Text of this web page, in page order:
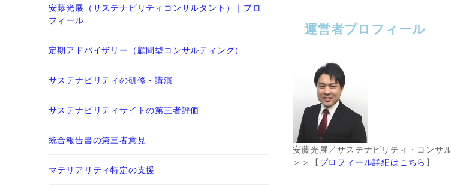
安藤光展（サステナビリティコンサルタント）｜プロ
フィール
定期アドバイザリー（顧問型コンサルティング）
サステナビリティの研修・講演
サステナビリティサイトの第三者評価
統合報告書の第三者意見
マテリアリティ特定の支援
運営者プロフィール
安藤光展／サステナビリティ・コンサ
＞＞【 プロフィール詳細はこちら 】